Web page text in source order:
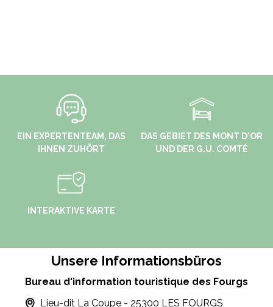
EIN EXPERTENTEAM, DAS
IHNEN ZUHÖRT
DAS GEBIET DES MONT D'OR
UND DER G.U. COMTÉ
INTERAKTIVE KARTE
Unsere Informationsbüros
Bureau d'information touristique des Fourgs
Lieu-dit La Coupe - 25300 LES FOURGS